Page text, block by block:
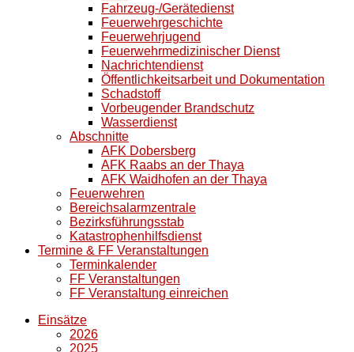
Fahrzeug-/Gerätedienst
Feuerwehrgeschichte
Feuerwehrjugend
Feuerwehrmedizinischer Dienst
Nachrichtendienst
Öffentlichkeitsarbeit und Dokumentation
Schadstoff
Vorbeugender Brandschutz
Wasserdienst
Abschnitte
AFK Dobersberg
AFK Raabs an der Thaya
AFK Waidhofen an der Thaya
Feuerwehren
Bereichsalarmzentrale
Bezirksführungsstab
Katastrophenhilfsdienst
Termine & FF Veranstaltungen
Terminkalender
FF Veranstaltungen
FF Veranstaltung einreichen
Einsätze
2026
2025